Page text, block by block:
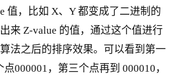
值，比如 X、Y 都变成了二进制的
来 Z-value 的值，通过这个值进行
法之后的排序效果。可以看到第一
000001，第三个点再到 000010，